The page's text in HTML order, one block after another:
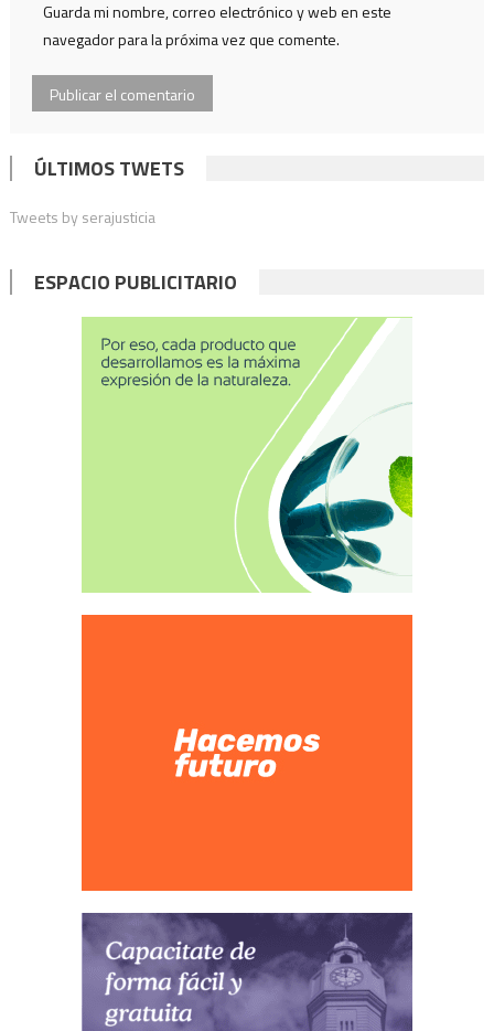
Guarda mi nombre, correo electrónico y web en este
navegador para la próxima vez que comente.
ÚLTIMOS TWETS
Tweets by serajusticia
ESPACIO PUBLICITARIO